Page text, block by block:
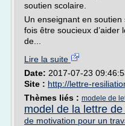
soutien scolaire.
Un enseignant en
fois être soucieux d’aider
de...
Lire la suite
Date: 2017-07-23
Site : http://lettre-
Thèmes liés : modele de
model de la lettre
de motivation pour un